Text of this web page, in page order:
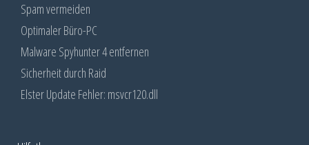
Spam vermeiden
Optimaler Büro-PC
Malware Spyhunter 4 entfernen
Sicherheit durch Raid
Elster Update Fehler: msvcr120.dll